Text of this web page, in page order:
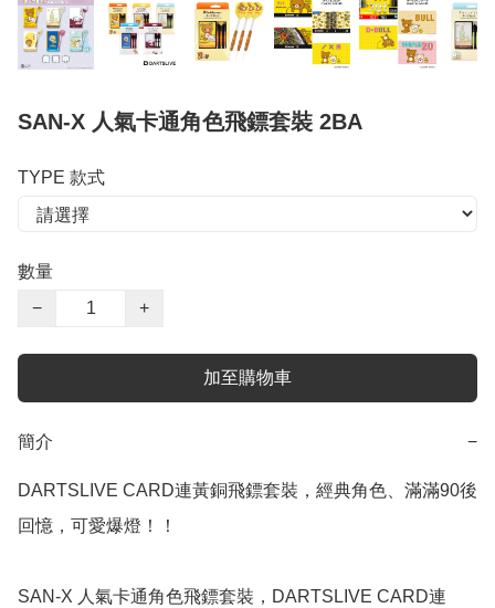
SAN-X 人氣卡通角色飛鏢套裝 2BA
TYPE 款式
數量
−
+
加至購物車
簡介 −
DARTSLIVE CARD連黃銅飛鏢套裝，經典角色、滿滿90後
回憶，可愛爆燈！！
SAN-X 人氣卡通角色飛鏢套裝，DARTSLIVE CARD連